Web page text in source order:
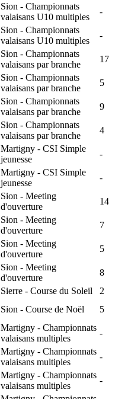
Sion - Championnats
valaisans U10 multiples
-
Sion - Championnats
valaisans U10 multiples
-
Sion - Championnats
valaisans par branche
17
Sion - Championnats
valaisans par branche
5
Sion - Championnats
valaisans par branche
9
Sion - Championnats
valaisans par branche
4
Martigny - CSI Simple
jeunesse
-
Martigny - CSI Simple
jeunesse
-
Sion - Meeting
d'ouverture
14
Sion - Meeting
d'ouverture
7
Sion - Meeting
d'ouverture
5
Sion - Meeting
d'ouverture
8
Sierre - Course du Soleil
2
Sion - Course de Noël 5
Martigny - Championnats
valaisans multiples
-
Martigny - Championnats
valaisans multiples
-
Martigny - Championnats
valaisans multiples
-